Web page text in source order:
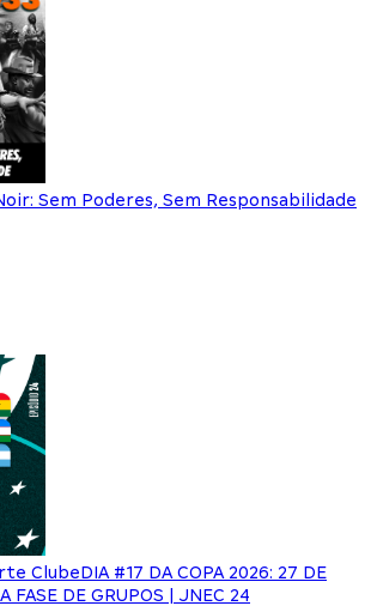
Sem Poderes, Sem Responsabilidade
ClubeDIA #17 DA COPA 2026: 27 DE
FASE DE GRUPOS | JNEC 24